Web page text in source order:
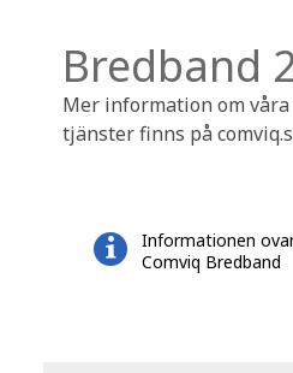
Bredband
Mer information om
tjänster finns på
Informationen
Comviq Bredband